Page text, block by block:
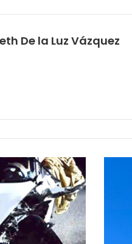
De la Luz Vázquez